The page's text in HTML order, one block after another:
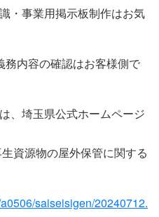
・事業用掲示板制作はお気
内容の確認はお客様側で
、埼玉県公式ホームページ
資源物の屋外保管に関する
saiseisigen/20240712.